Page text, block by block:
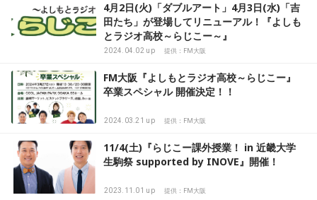
4月2日(火)「ダブルアート」4月3日(水)「吉
田たち」が登場してリニューアル！『よしも
とラジオ高校～らじこー～』
2024.04.02 up 提供：FM大阪
FM大阪『よしもとラジオ高校～らじこー』
卒業スペシャル 開催決定！！
2024.03.21 up 提供：FM大阪
11/4(土)『らじこー課外授業！ in 近畿大学
生駒祭 supported by INOVE』開催！
2023.11.01 up 提供：FM大阪